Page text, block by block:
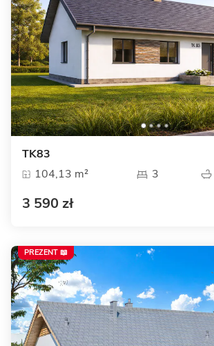
TK83
104,13 m²
3
3 590 zł
PREZENT 📖